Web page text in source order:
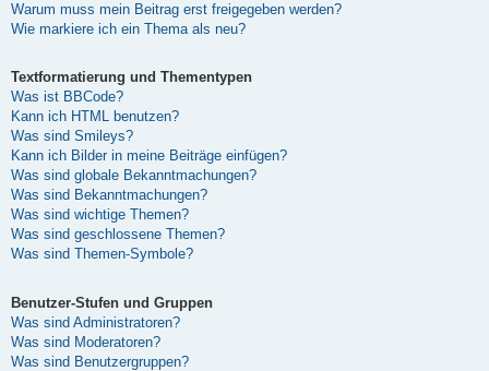
Warum muss mein Beitrag erst freigegeben werden?
Wie markiere ich ein Thema als neu?
Textformatierung und Thementypen
Was ist BBCode?
Kann ich HTML benutzen?
Was sind Smileys?
Kann ich Bilder in meine Beiträge einfügen?
Was sind globale Bekanntmachungen?
Was sind Bekanntmachungen?
Was sind wichtige Themen?
Was sind geschlossene Themen?
Was sind Themen-Symbole?
Benutzer-Stufen und Gruppen
Was sind Administratoren?
Was sind Moderatoren?
Was sind Benutzergruppen?